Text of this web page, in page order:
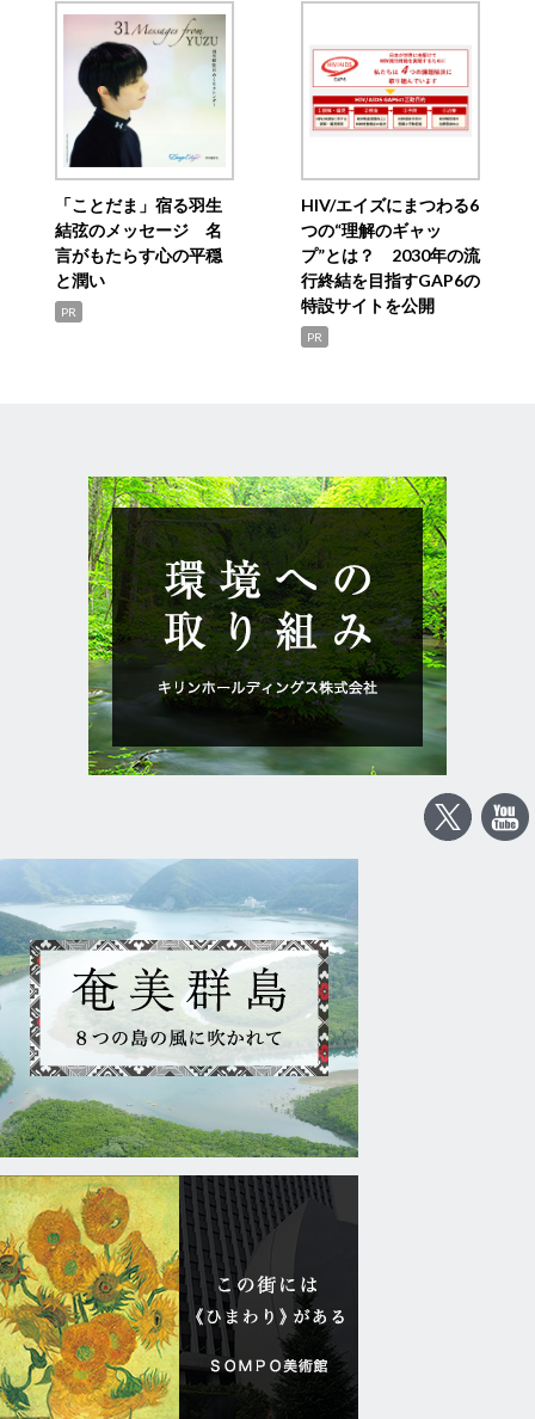
「ことだま」宿る羽生
結弦のメッセージ 名
言がもたらす心の平穏
と潤い
PR
HIV/エイズにまつわる6
つの“理解のギャッ
プ”とは？ 2030年の流
行終結を目指すGAP6の
特設サイトを公開
PR